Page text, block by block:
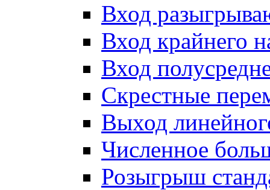
Вход
Вход крайнего
Вход
Скрестные
Выход
Численное
Розыгрыш